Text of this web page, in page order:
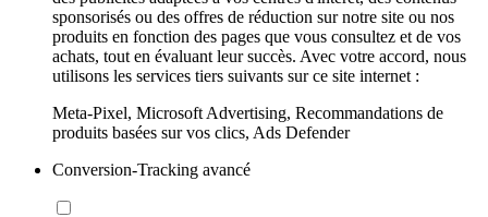
sponsorisés ou des offres de réduction sur notre site ou nos
produits en fonction des pages que vous consultez et de vos
achats, tout en évaluant leur succès. Avec votre accord, nous
utilisons les services tiers suivants sur ce site internet :
Meta-Pixel, Microsoft Advertising, Recommandations de
produits basées sur vos clics, Ads Defender
Conversion-Tracking avancé